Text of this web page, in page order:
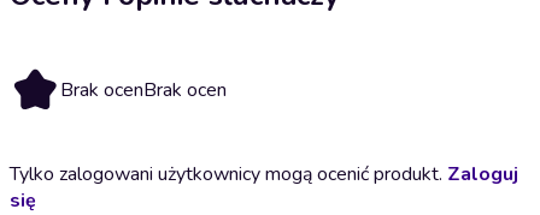
Brak ocenBrak ocen
Tylko zalogowani użytkownicy mogą ocenić produkt. Zaloguj
się